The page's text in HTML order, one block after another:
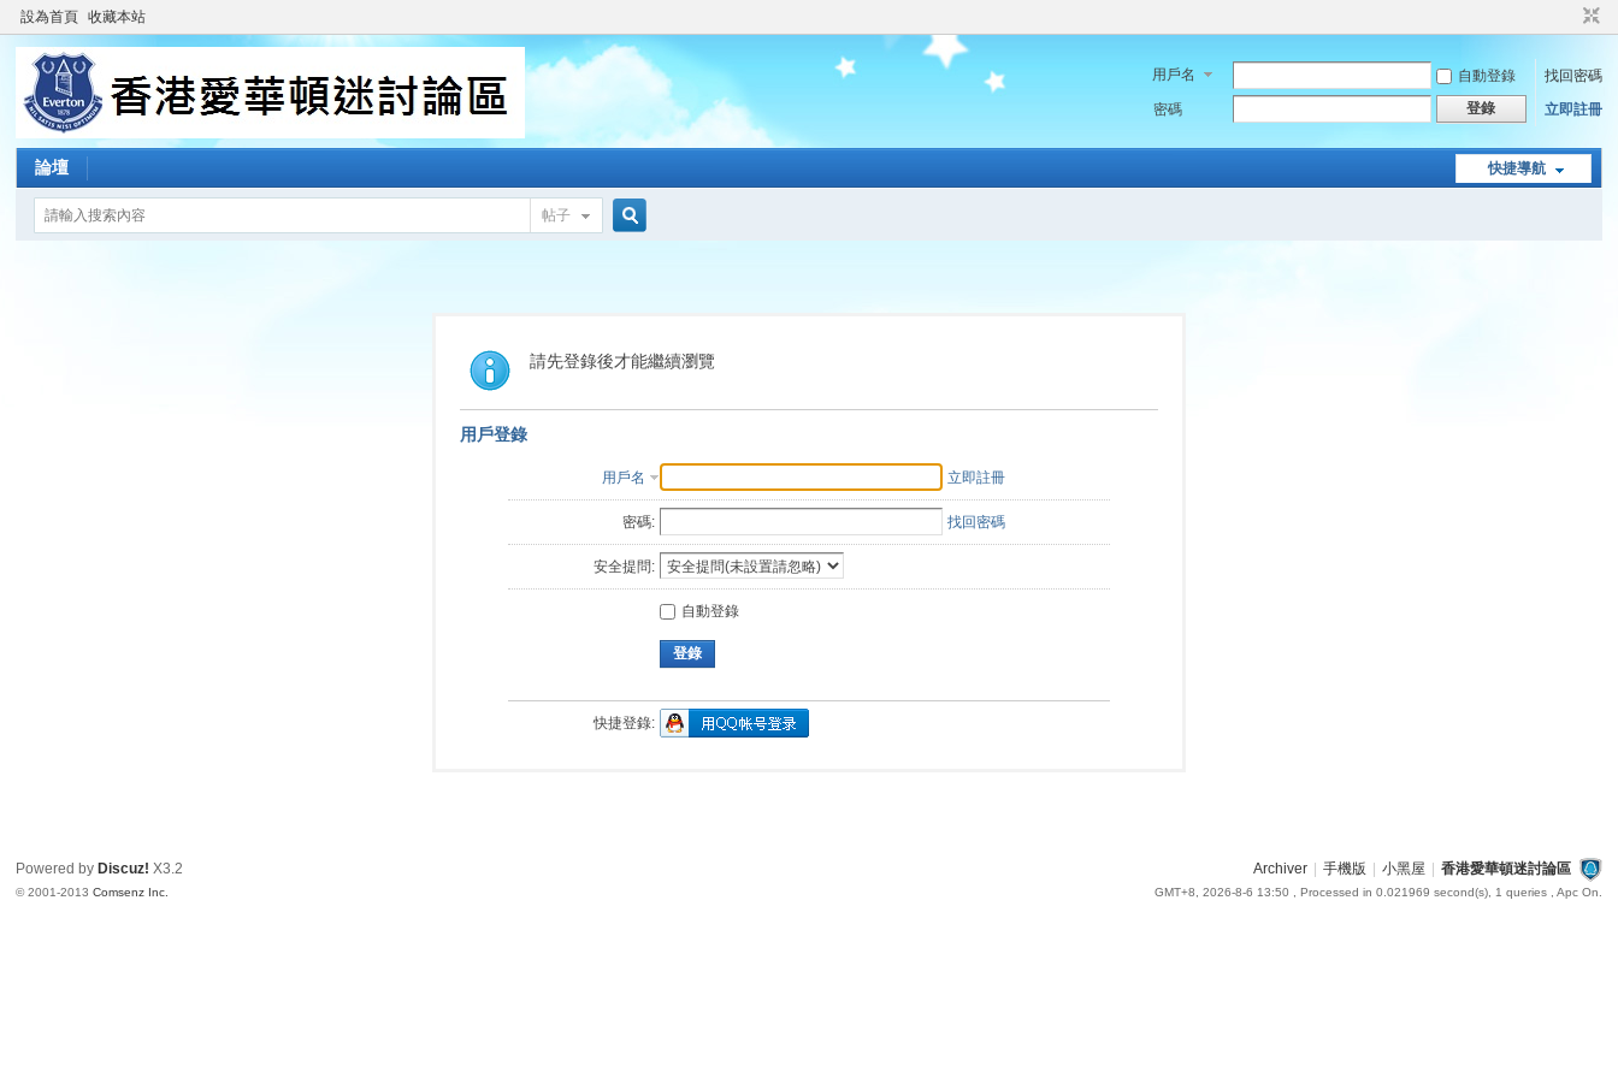
設為首頁 收藏本站
用戶名 自動登錄
找回密碼
密碼
登錄 立即註冊
快捷導航
論壇
帖子
索
請先登錄後才能繼續瀏覽
用戶登錄
用戶名 立即註冊
密碼: 找回密碼
安全提問:
自動登錄
登錄
快捷登錄:
Archiver 手機版 小黑屋 香港愛華頓迷討論區
GMT+8, 2026-8-6 13:50 , Processed in 0.021969 second(s), 1 queries , Apc On.
Powered by Discuz! X3.2
© 2001-2013Comsenz Inc.